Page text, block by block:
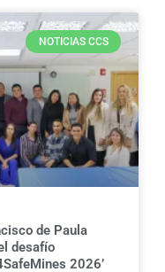
NOTICIAS CCS
de Paula
desafío
2026’